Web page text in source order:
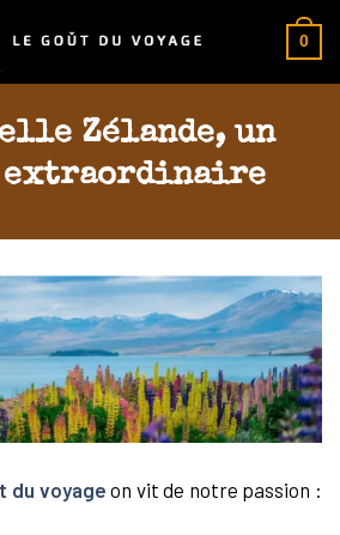
0
Zélande, un
extraordinaire
du voyage on vit de notre passion :